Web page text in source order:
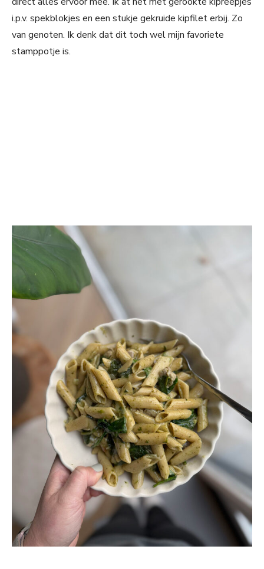
i.p.v. spekblokjes en een stukje gekruide kipfilet erbij. Zo
van genoten. Ik denk dat dit toch wel mijn favoriete
stamppotje is.